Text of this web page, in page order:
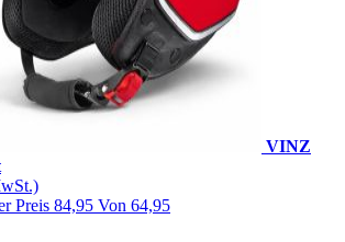
VINZ
Preis 84,95 Von 64,95